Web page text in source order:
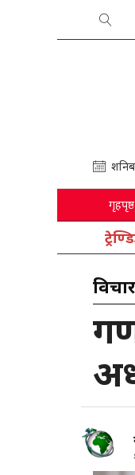
गृहपृष्ठ
देशका यि सडक